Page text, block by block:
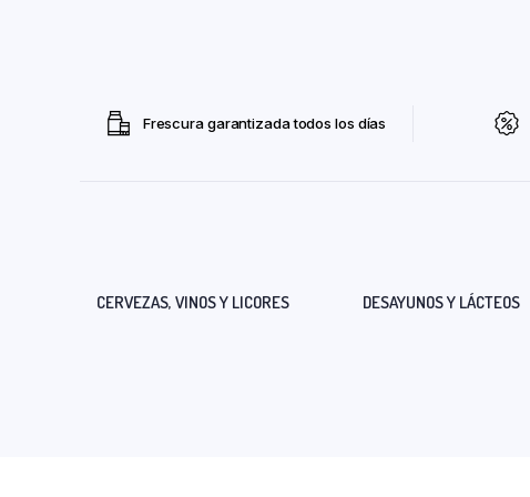
Frescura garantizada todos los días
CERVEZAS, VINOS Y LICORES DESAYUNOS Y LÁCTEOS